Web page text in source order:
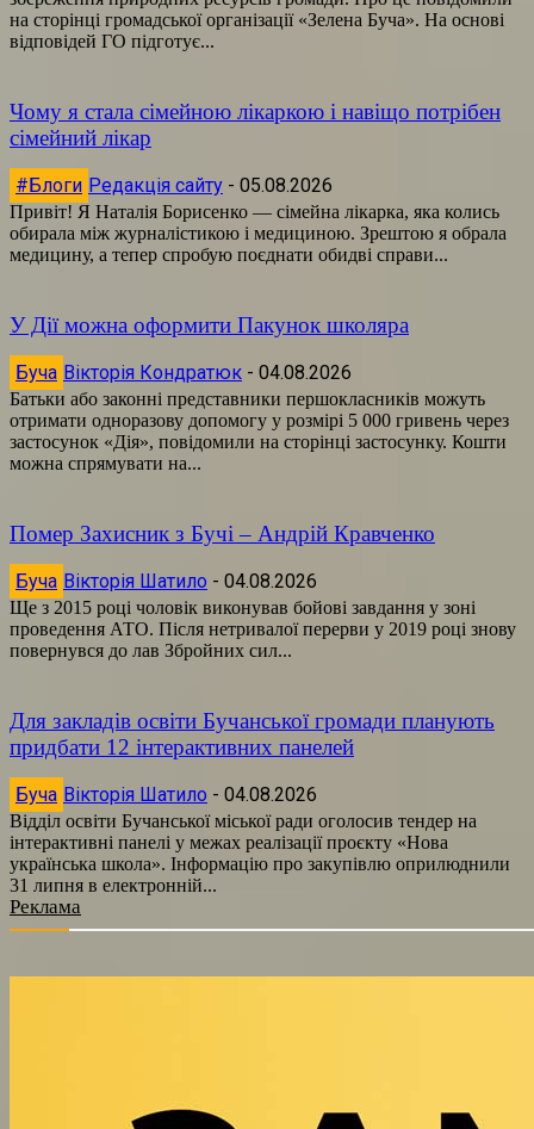
на сторінці громадської організації «Зелена Буча». На основі
відповідей ГО підготує...
Чому я стала сімейною лікаркою і навіщо потрібен
сімейний лікар
#Блоги Редакція сайту - 05.08.2026
Привіт! Я Наталія Борисенко — сімейна лікарка, яка колись
обирала між журналістикою і медициною. Зрештою я обрала
медицину, а тепер спробую поєднати обидві справи...
У Дії можна оформити Пакунок школяра
Буча Вікторія Кондратюк - 04.08.2026
Батьки або законні представники першокласників можуть
отримати одноразову допомогу у розмірі 5 000 гривень через
застосунок «Дія», повідомили на сторінці застосунку. Кошти
можна спрямувати на...
Помер Захисник з Бучі – Андрій Кравченко
Буча Вікторія Шатило - 04.08.2026
Ще з 2015 році чоловік виконував бойові завдання у зоні
проведення АТО. Після нетривалої перерви у 2019 році знову
повернувся до лав Збройних сил...
Для закладів освіти Бучанської громади планують
придбати 12 інтерактивних панелей
Буча Вікторія Шатило - 04.08.2026
Відділ освіти Бучанської міської ради оголосив тендер на
інтерактивні панелі у межах реалізації проєкту «Нова
українська школа». Інформацію про закупівлю оприлюднили
31 липня в електронній...
Реклама